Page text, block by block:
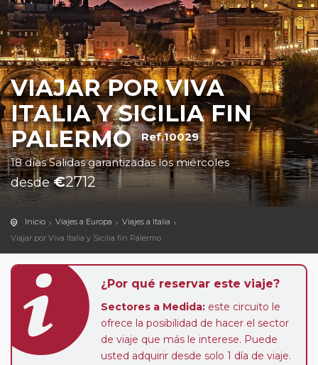
VIAJAR POR VIVA
ITALIA Y SICILIA FIN
PALERMO Ref.10029
18 días Salidas garantizadas los miércoles
desde€2712
Inicio Viajes a Europa
Viajes a Italia
Viajar por Viva Italia y Sicilia fin Palermo
¿Por qué reservar este viaje?
Sectores a Medida: este circuito le
ofrece la posibilidad de hacer el sector
de viaje que más le interese. Puede
usted adquirir desde solo 1 día de viaje.